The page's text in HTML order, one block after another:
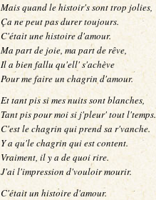
Mais quand le histoir's sont trop jolies,
Ça ne peut pas durer toujours.
C'était une histoire d'amour.
Ma part de joie, ma part de rêve,
Il a bien fallu qu'ell' s'achève
Pour me faire un chagrin d'amour.
Et tant pis si mes nuits sont blanches,
Tant pis pour moi si j'pleur' tout l'temps.
C'est le chagrin qui prend sa r'vanche.
Y a qu'le chagrin qui est content.
Vraiment, il y a de quoi rire.
J'ai l'impression d'vouloir mourir.
C'était un histoire d'amour.